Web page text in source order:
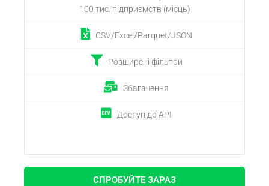
100 тис. підприємств (місць)
CSV/Excel/Parquet/JSON
Розширені фільтри
Збагачення
Доступ до API
СПРОБУЙТЕ ЗАРАЗ